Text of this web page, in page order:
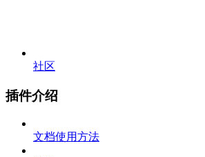
社区
插件介绍
文档使用方法